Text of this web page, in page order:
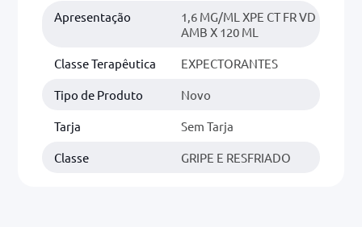
Apresentação
1,6 MG/ML XPE CT FR VD
AMB X 120 ML
Classe Terapêutica EXPECTORANTES
Tipo de Produto Novo
Tarja Sem Tarja
Classe GRIPE E RESFRIADO